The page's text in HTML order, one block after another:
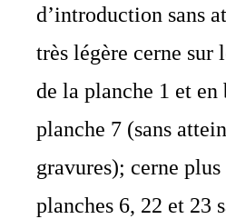
d’introduction sans
très légère cerne sur
de la planche 1 et en
planche 7 (sans
gravures); cerne
planches 6, 22 et 23